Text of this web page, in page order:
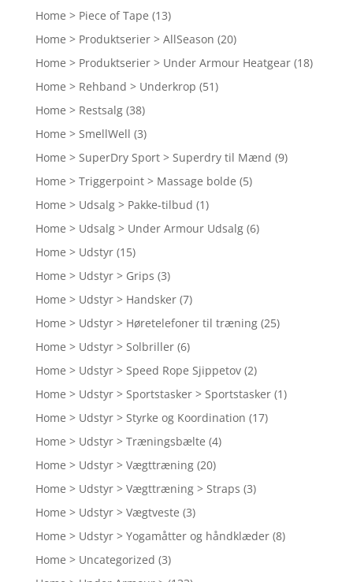
Home > Piece of Tape (13)
Home > Produktserier > AllSeason (20)
Home > Produktserier > Under Armour Heatgear (18)
Home > Rehband > Underkrop (51)
Home > Restsalg (38)
Home > SmellWell (3)
Home > SuperDry Sport > Superdry til Mænd (9)
Home > Triggerpoint > Massage bolde (5)
Home > Udsalg > Pakke-tilbud (1)
Home > Udsalg > Under Armour Udsalg (6)
Home > Udstyr (15)
Home > Udstyr > Grips (3)
Home > Udstyr > Handsker (7)
Home > Udstyr > Høretelefoner til træning (25)
Home > Udstyr > Solbriller (6)
Home > Udstyr > Speed Rope Sjippetov (2)
Home > Udstyr > Sportstasker > Sportstasker (1)
Home > Udstyr > Styrke og Koordination (17)
Home > Udstyr > Træningsbælte (4)
Home > Udstyr > Vægttræning (20)
Home > Udstyr > Vægttræning > Straps (3)
Home > Udstyr > Vægtveste (3)
Home > Udstyr > Yogamåtter og håndklæder (8)
Home > Uncategorized (3)